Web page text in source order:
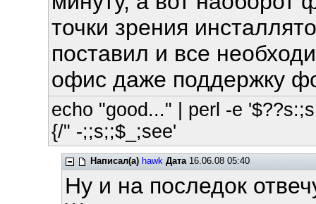
точки зрения
поставил и все
офис даже поддержку
echo "good..." | perl -e
{/" -;;s;;$_;see'
Написал(а) hawk Дата16.06.08 05:40
Ну и на последок